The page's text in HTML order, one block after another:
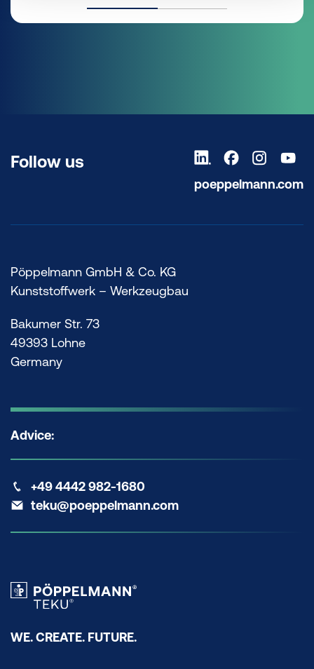
Follow us
poeppelmann.com
Pöppelmann GmbH & Co. KG
Kunststoffwerk – Werkzeugbau
Bakumer Str. 73
49393 Lohne
Germany
Advice:
+49 4442 982-1680
teku@poeppelmann.com
WE. CREATE. FUTURE.